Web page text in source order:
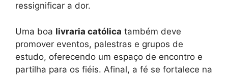
ressignificar a dor.
Uma boa livraria católica também deve
promover eventos, palestras e grupos de
estudo, oferecendo um espaço de encontro e
partilha para os fiéis. Afinal, a fé se fortalece na